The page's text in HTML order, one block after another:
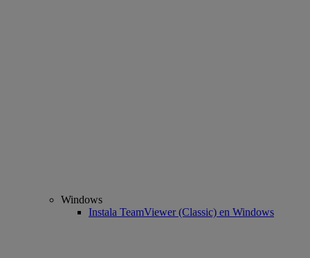
Windows
Instala TeamViewer (Classic) en Windows